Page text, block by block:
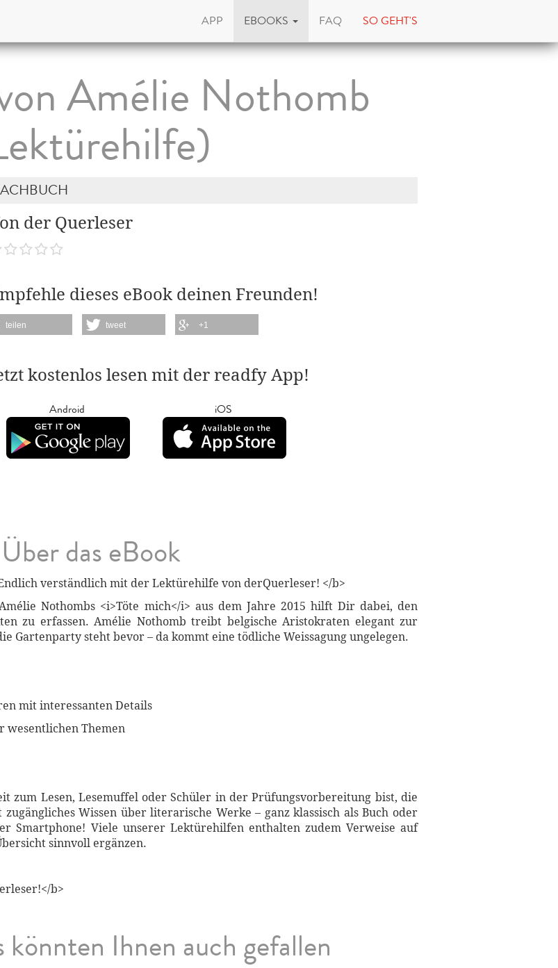
APP EBOOKS FAQ SO GEHT'S
Amélie Nothomb
der Querleser
dieses eBook deinen Freunden!
teilen tweet +1
kostenlos lesen mit der readfy App!
Android iOS
Über das eBook
verständlich mit der Lektürehilfe von derQuerleser! </b>
Nothombs <i>Töte mich</i> aus dem Jahre 2015 hilft Dir dabei, den
zu erfassen. Amélie Nothomb treibt belgische Aristokraten elegant zur
Gartenparty steht bevor – da kommt eine tödliche Weissagung ungelegen.
mit interessanten Details
wesentlichen Themen
zum Lesen, Lesemuffel oder Schüler in der Prüfungsvorbereitung bist, die
Wissen über literarische Werke – ganz klassisch als Buch oder
Smartphone! Viele unserer Lektürehilfen enthalten zudem Verweise auf
sinnvoll ergänzen.
b>
könnten Ihnen auch gefallen